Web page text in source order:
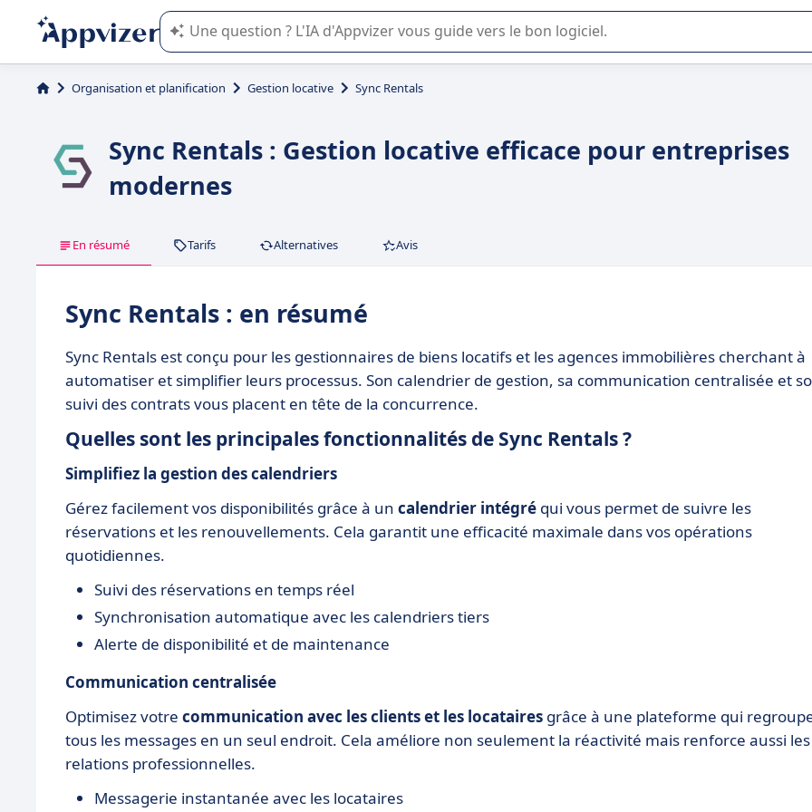
L'IA de Appvizer vous guide dans l'utilisation ou la sélection de logiciel SaaS en entreprise.
Organisation et planification Gestion locative Sync Rentals
Sync Rentals : Gestion locative efficace pour entreprises
modernes
En résumé Tarifs Alternatives Avis
Sync Rentals : en résumé
Sync Rentals est conçu pour les gestionnaires de biens locatifs et les agences immobilières cherchant à
automatiser et simplifier leurs processus. Son calendrier de gestion, sa communication centralisée et
suivi des contrats vous placent en tête de la concurrence.
Quelles sont les principales fonctionnalités de Sync Rentals ?
Simplifiez la gestion des calendriers
Gérez facilement vos disponibilités grâce à un calendrier intégré qui vous permet de suivre les
réservations et les renouvellements. Cela garantit une efficacité maximale dans vos opérations
quotidiennes.
Suivi des réservations en temps réel
Synchronisation automatique avec les calendriers tiers
Alerte de disponibilité et de maintenance
Communication centralisée
Optimisez votre communication avec les clients et les locataires grâce à une plateforme qui
tous les messages en un seul endroit. Cela améliore non seulement la réactivité mais renforce aussi les
relations professionnelles.
Messagerie instantanée avec les locataires